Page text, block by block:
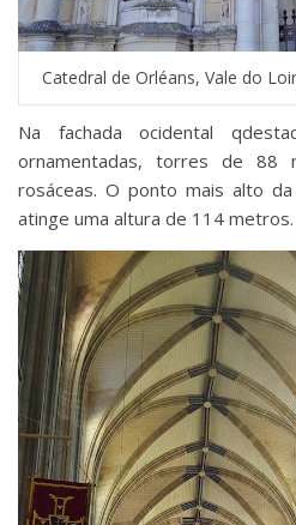
Catedral de Orléans, Vale do
Na fachada ocidental
ornamentadas, torres de
rosáceas. O ponto mais alto
atinge uma altura de 114 metros.